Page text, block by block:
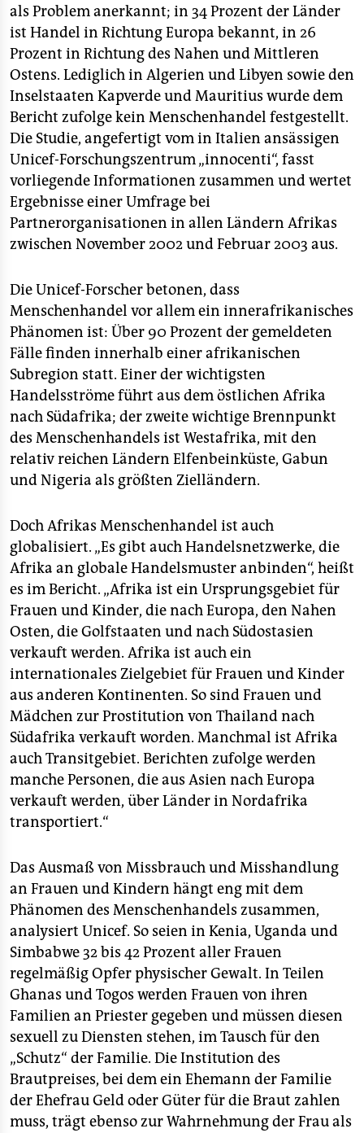
fragen & hilfe
unterstützen
abo
genossenschaft
epaper login
als Problem anerkannt; in 34 Prozent der Länder
ist Handel in Richtung Europa bekannt, in 26
Prozent in Richtung des Nahen und Mittleren
Ostens. Lediglich in Algerien und Libyen sowie den
Inselstaaten Kapverde und Mauritius wurde dem
Bericht zufolge kein Menschenhandel festgestellt.
Die Studie, angefertigt vom in Italien ansässigen
Unicef-Forschungszentrum „innocenti“, fasst
vorliegende Informationen zusammen und wertet
Ergebnisse einer Umfrage bei
Partnerorganisationen in allen Ländern Afrikas
zwischen November 2002 und Februar 2003 aus.
Die Unicef-Forscher betonen, dass
Menschenhandel vor allem ein innerafrikanisches
Phänomen ist: Über 90 Prozent der gemeldeten
Fälle finden innerhalb einer afrikanischen
Subregion statt. Einer der wichtigsten
Handelsströme führt aus dem östlichen Afrika
nach Südafrika; der zweite wichtige Brennpunkt
des Menschenhandels ist Westafrika, mit den
relativ reichen Ländern Elfenbeinküste, Gabun
und Nigeria als größten Zielländern.
Doch Afrikas Menschenhandel ist auch
globalisiert. „Es gibt auch Handelsnetzwerke, die
Afrika an globale Handelsmuster anbinden“, heißt
es im Bericht. „Afrika ist ein Ursprungsgebiet für
Frauen und Kinder, die nach Europa, den Nahen
Osten, die Golfstaaten und nach Südostasien
verkauft werden. Afrika ist auch ein
internationales Zielgebiet für Frauen und Kinder
aus anderen Kontinenten. So sind Frauen und
Mädchen zur Prostitution von Thailand nach
Südafrika verkauft worden. Manchmal ist Afrika
auch Transitgebiet. Berichten zufolge werden
manche Personen, die aus Asien nach Europa
verkauft werden, über Länder in Nordafrika
transportiert.“
Das Ausmaß von Missbrauch und Misshandlung
an Frauen und Kindern hängt eng mit dem
Phänomen des Menschenhandels zusammen,
analysiert Unicef. So seien in Kenia, Uganda und
Simbabwe 32 bis 42 Prozent aller Frauen
regelmäßig Opfer physischer Gewalt. In Teilen
Ghanas und Togos werden Frauen von ihren
Familien an Priester gegeben und müssen diesen
sexuell zu Diensten stehen, im Tausch für den
„Schutz“ der Familie. Die Institution des
Brautpreises, bei dem ein Ehemann der Familie
der Ehefrau Geld oder Güter für die Braut zahlen
muss, trägt ebenso zur Wahrnehmung der Frau als